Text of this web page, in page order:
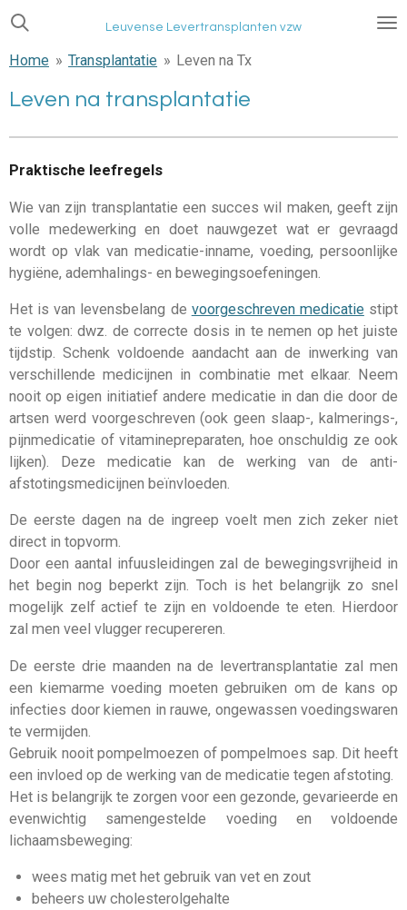
Ga
naar
hoofdinhoud
Leuvense Levertransplanten vzw
Home » Transplantatie » Leven na Tx
Leven na transplantatie
Praktische leefregels
Wie van zijn transplantatie een succes wil maken, geeft zijn
volle medewerking en doet nauwgezet wat er gevraagd
wordt op vlak van medicatie-inname, voeding, persoonlijke
hygiëne, ademhalings- en bewegingsoefeningen.
Het is van levensbelang de voorgeschreven medicatiestipt
te volgen: dwz. de correcte dosis in te nemen op het juiste
tijdstip. Schenk voldoende aandacht aan de inwerking van
verschillende medicijnen in combinatie met elkaar. Neem
nooit op eigen initiatief andere medicatie in dan die door de
artsen werd voorgeschreven (ook geen slaap-, kalmerings-,
pijnmedicatie of vitaminepreparaten, hoe onschuldig ze ook
lijken). Deze medicatie kan de werking van de anti-
afstotingsmedicijnen beïnvloeden.
De eerste dagen na de ingreep voelt men zich zeker niet
direct in topvorm.
Door een aantal infuusleidingen zal de bewegingsvrijheid in
het begin nog beperkt zijn. Toch is het belangrijk zo snel
mogelijk zelf actief te zijn en voldoende te eten. Hierdoor
zal men veel vlugger recupereren.
De eerste drie maanden na de levertransplantatie zal men
een kiemarme voeding moeten gebruiken om de kans op
infecties door kiemen in rauwe, ongewassen voedingswaren
te vermijden.
Gebruik nooit pompelmoezen of pompelmoes sap. Dit heeft
een invloed op de werking van de medicatie tegen afstoting.
Het is belangrijk te zorgen voor een gezonde, gevarieerde en
evenwichtig samengestelde voeding en voldoende
lichaamsbeweging:
wees matig met het gebruik van vet en zout
beheers uw cholesterolgehalte